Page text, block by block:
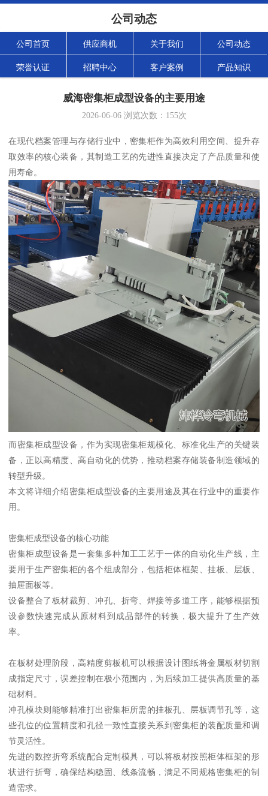
公司动态
公司首页 供应商机 关于我们 公司动态
荣誉认证 招聘中心 客户案例 产品知识
威海密集柜成型设备的主要用途
2026-06-06浏览次数： 155次
在现代档案管理与存储行业中，密集柜作为高效利用空间、提升存
取效率的核心装备，其制造工艺的先进性直接决定了产品质量和使
用寿命。
而密集柜成型设备，作为实现密集柜规模化、标准化生产的关键装
备，正以高精度、高自动化的优势，推动档案存储装备制造领域的
转型升级。
本文将详细介绍密集柜成型设备的主要用途及其在行业中的重要作
用。
密集柜成型设备的核心功能
密集柜成型设备是一套集多种加工工艺于一体的自动化生产线，主
要用于生产密集柜的各个组成部分，包括柜体框架、挂板、层板、
抽屉面板等。
设备整合了板材裁剪、冲孔、折弯、焊接等多道工序，能够根据预
设参数快速完成从原材料到成品部件的转换，极大提升了生产效
率。
在板材处理阶段，高精度剪板机可以根据设计图纸将金属板材切割
成指定尺寸，误差控制在极小范围内，为后续加工提供高质量的基
础材料。
冲孔模块则能够精准打出密集柜所需的挂板孔、层板调节孔等，这
些孔位的位置精度和孔径一致性直接关系到密集柜的装配质量和调
节灵活性。
先进的数控折弯系统配合定制模具，可以将板材按照柜体框架的形
状进行折弯，确保结构稳固、线条流畅，满足不同规格密集柜的制
造需求。